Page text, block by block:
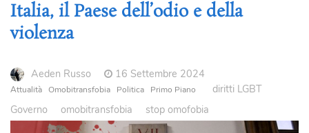
Italia, il Paese dell’odio e della
violenza
Aeden Russo 16 Settembre 2024
Attualità Omobitransfobia Politica Primo Piano
diritti LGBT
Governo
omobitransfobia stop omofobia